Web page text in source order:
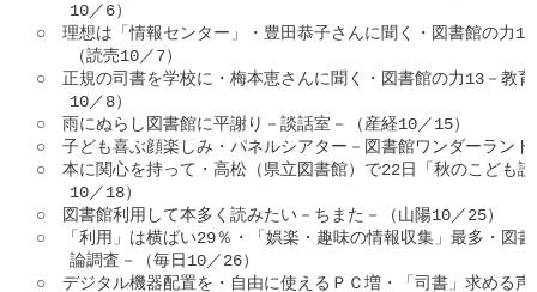
10／6）
○　理想は「情報センター」・豊田恭子さんに聞く・図書館の力
（読売10／7）
○　正規の司書を学校に・梅本恵さんに聞く・図書館の力13－教
10／8）
○　雨にぬらし図書館に平謝り－談話室－（産経10／15）
○　子ども喜ぶ顔楽しみ・パネルシアター－図書館ワンダーラン
○　本に関心を持って・高松（県立図書館）で22日「秋のこども
10／18）
○　図書館利用して本多く読みたい－ちまた－（山陽10／25）
○　「利用」は横ばい29％・「娯楽・趣味の情報収集」最多・図
論調査－（毎日10／26）
○　デジタル機器配置を・自由に使えるＰＣ増・「司書」求める